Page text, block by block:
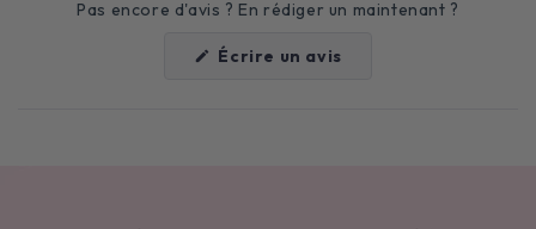
Pas encore d'avis ? En rédiger un maintenant ?
Écrire un avis(S'ouvre